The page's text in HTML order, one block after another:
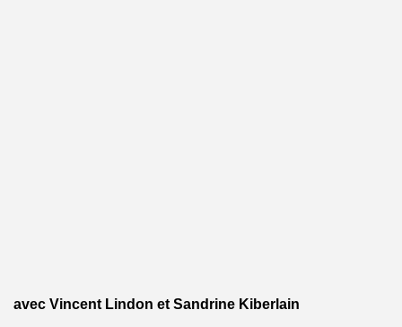
avec Vincent Lindon et Sandrine Kiberlain